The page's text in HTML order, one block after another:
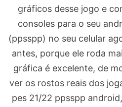
gráficos desse jogo e
consoles para o seu
(ppsspp) no seu celular
antes, porque ele roda
gráfica é excelente, de
ver os rostos reais dos
pes 21/22 ppsspp